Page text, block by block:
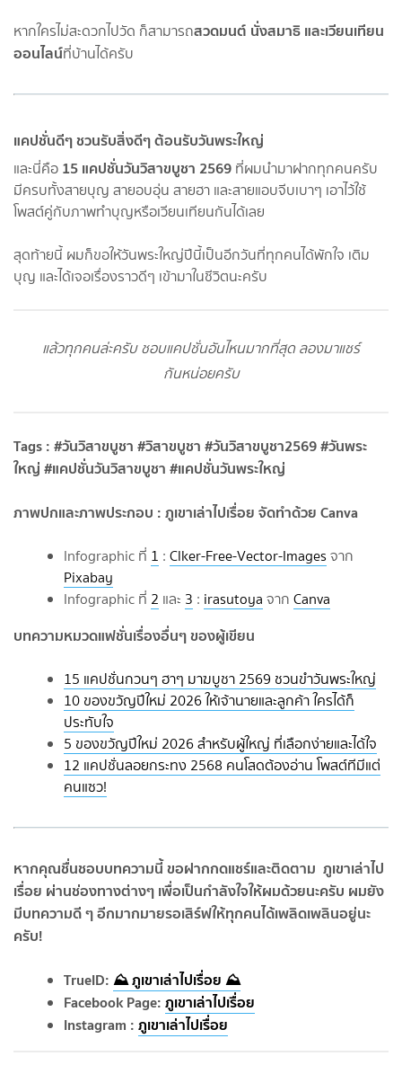
หากใครไม่สะดวกไปวัด ก็สามารถสวดมนต์ นั่งสมาธิ และเวียนเทียน
ออนไลน์ที่บ้านได้ครับ
แคปชั่นดีๆ ชวนรับสิ่งดีๆ ต้อนรับวันพระใหญ่
และนี่คือ 15 แคปชั่นวันวิสาขบูชา 2569 ที่ผมนำมาฝากทุกคนครับ
มีครบทั้งสายบุญ สายอบอุ่น สายฮา และสายแอบจีบเบาๆ เอาไว้ใช้
โพสต์คู่กับภาพทำบุญหรือเวียนเทียนกันได้เลย
สุดท้ายนี้ ผมก็ขอให้วันพระใหญ่ปีนี้เป็นอีกวันที่ทุกคนได้พักใจ เติม
บุญ และได้เจอเรื่องราวดีๆ เข้ามาในชีวิตนะครับ
แล้วทุกคนล่ะครับ ชอบแคปชั่นอันไหนมากที่สุด ลองมาแชร์
กันหน่อยครับ
Tags : #วันวิสาขบูชา #วิสาขบูชา #วันวิสาขบูชา2569 #วันพระ
ใหญ่ #แคปชั่นวันวิสาขบูชา #แคปชั่นวันพระใหญ่
ภาพปกและภาพประกอบ : ภูเขาเล่าไปเรื่อย จัดทำด้วย Canva
Infographic ที่ 1 : Clker-Free-Vector-Images จาก
Pixabay
Infographic ที่ 2 และ 3 : irasutoya จาก Canva
บทความหมวดแฟชั่นเรื่องอื่นๆ ของผู้เขียน
15 แคปชั่นกวนๆ ฮาๆ มาฆบูชา 2569 ชวนขำวันพระใหญ่
10 ของขวัญปีใหม่ 2026 ให้เจ้านายและลูกค้า ใครได้ก็
ประทับใจ
5 ของขวัญปีใหม่ 2026 สำหรับผู้ใหญ่ ที่เลือกง่ายและได้ใจ
12 แคปชั่นลอยกระทง 2568 คนโสดต้องอ่าน โพสต์ทีมีแต่
คนแซว!
หากคุณชื่นชอบบทความนี้ ขอฝากกดแชร์และติดตาม ภูเขาเล่าไป
เรื่อย ผ่านช่องทางต่างๆ เพื่อเป็นกำลังใจให้ผมด้วยนะครับ ผมยัง
มีบทความดี ๆ อีกมากมายรอเสิร์ฟให้ทุกคนได้เพลิดเพลินอยู่นะ
ครับ!
TrueID:⛰️ ภูเขาเล่าไปเรื่อย ⛰️
Facebook Page:ภูเขาเล่าไปเรื่อย
Instagram :ภูเขาเล่าไปเรื่อย